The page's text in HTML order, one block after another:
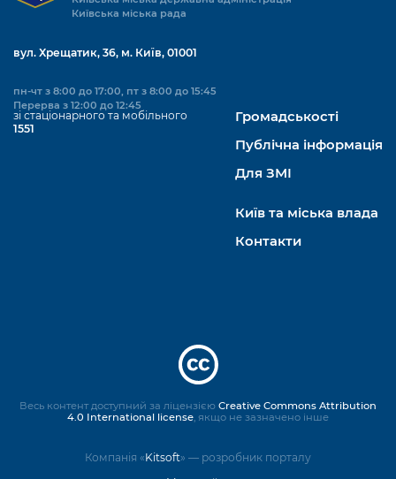
Київська міська рада
вул. Хрещатик, 36, м. Київ, 01001
пн-чт з 8:00 до 17:00, пт з 8:00 до 15:45
Перерва з 12:00 до 12:45
зі стаціонарного та мобільного
1551
Громадськості
Публічна інформація
Для ЗМІ
Київ та міська влада
Контакти
Компанія «Kitsoft» — розробник порталу
Весь контент доступний за ліцензією Creative Commons Attribution
4.0 International license, якщо не зазначено інше